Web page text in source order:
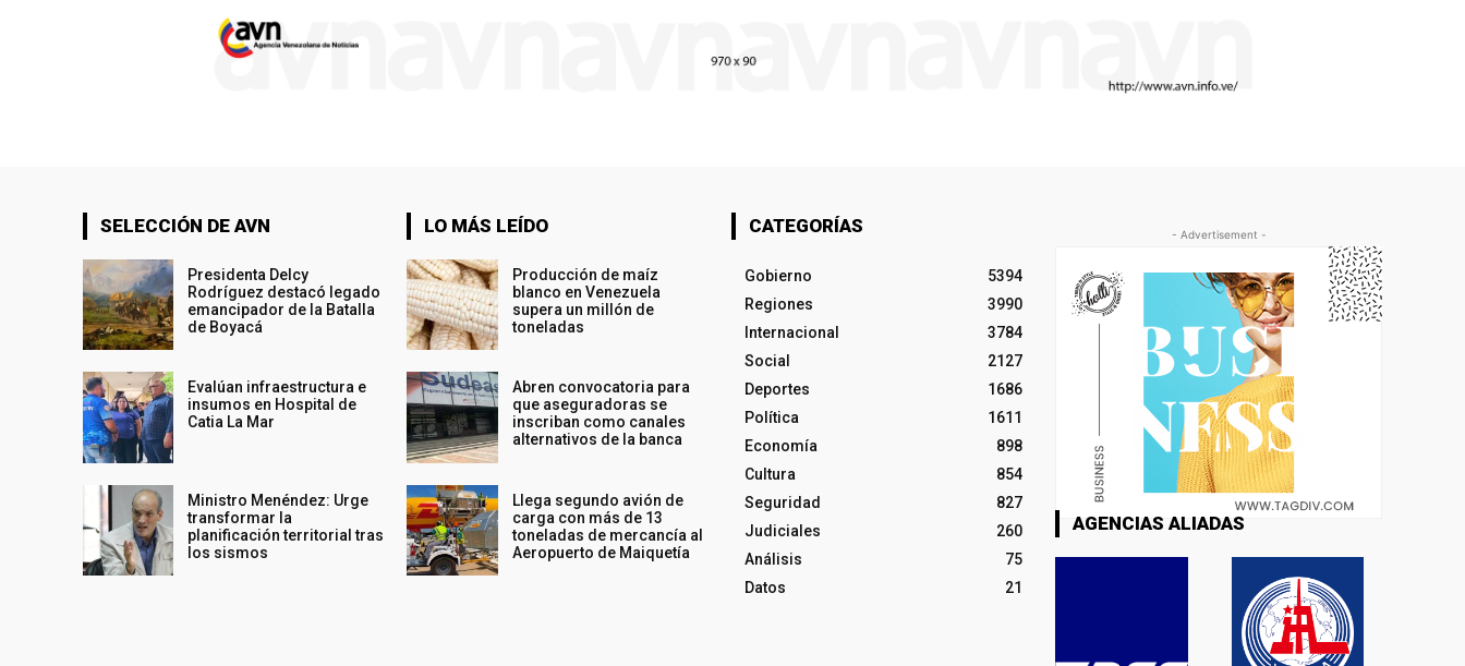
SELECCIÓN DE AVN
Presidenta Delcy
Rodríguez destacó legado
emancipador de la Batalla
de Boyacá
Evalúan infraestructura e
insumos en Hospital de
Catia La Mar
Ministro Menéndez: Urge
transformar la
planificación territorial tras
los sismos
LO MÁS LEÍDO
Producción de maíz
blanco en Venezuela
supera un millón de
toneladas
Abren convocatoria para
que aseguradoras se
inscriban como canales
alternativos de la banca
Llega segundo avión de
carga con más de 13
toneladas de mercancía al
Aeropuerto de Maiquetía
CATEGORÍAS
Gobierno
5394
Regiones
3990
Internacional
3784
Social
2127
Deportes
1686
Política
1611
Economía
898
Cultura
854
Seguridad
827
Judiciales
260
Análisis
75
Datos
21
- Advertisement -
AGENCIAS ALIADAS